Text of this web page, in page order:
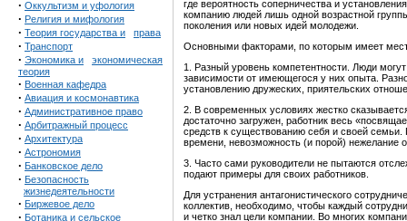
· Оккультизм и уфология
· Религия и мифология
· Теория государства и права
· Транспорт
· Экономика и
экономическая
теория
· Военная кафедра
· Авиация и космонавтика
· Административное право
· Арбитражный процесс
· Архитектура
· Астрономия
· Банковское дело
· Безопасность
жизнедеятельности
· Биржевое дело
· Ботаника и сельское
где вероятность соперничества и
компанию людей лишь одной возрастной
поколения или новых идей молодежи.
Основными факторами, по которым имеет
1. Разный уровень компетентности. Люди
зависимости от имеющегося у них опыта.
установлению дружеских, приятельских
2. В современных условиях жестко
достаточно загружен, работник весь
средств к существованию себя и своей семьи.
времени, невозможность (и порой) нежелание
3. Часто сами руководители не пытаются
подают примеры для своих работников.
Для устранения антагонистического
коллектив, необходимо, чтобы каждый
и четко знал цели компании. Во многих